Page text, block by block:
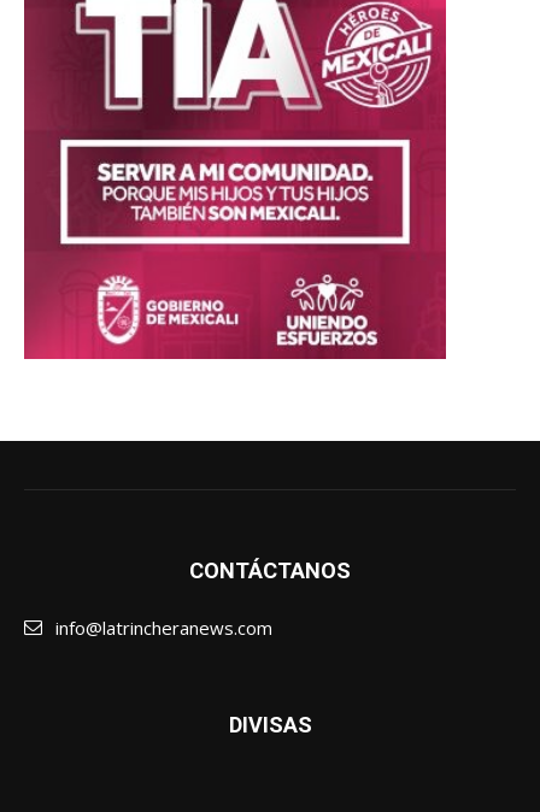
CONTÁCTANOS
info@latrincheranews.com
DIVISAS